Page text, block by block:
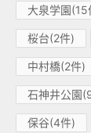
大泉学園(15
桜台(2件)
中村橋(2件)
石神井公園
保谷(4件)